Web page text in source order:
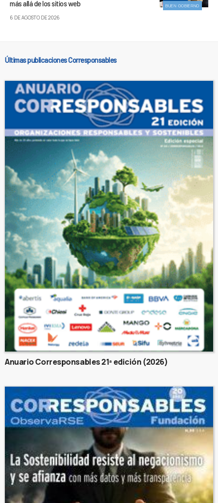
BUEN GOBIERNO
más allá de los sitios web
6 DE AGOSTO DE 2026
Últimas publicaciones Corresponsables
Anuario Corresponsables 21ª edición (2026)